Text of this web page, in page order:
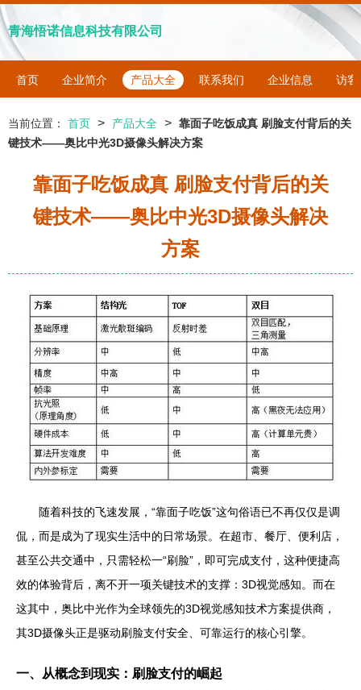
青海悟诺信息科技有限公司
首页 企业简介 产品大全 联系我们 企业信息 访客
当前位置： 首页 > 产品大全 > 靠面子吃饭成真 刷脸支付背后的关
键技术——奥比中光3D摄像头解决方案
靠面子吃饭成真 刷脸支付背后的关
键技术——奥比中光3D摄像头解决
方案
随着科技的飞速发展，“靠面子吃饭”这句俗语已不再仅仅是调
侃，而是成为了现实生活中的日常场景。在超市、餐厅、便利店，
甚至公共交通中，只需轻松一“刷脸”，即可完成支付，这种便捷高
效的体验背后，离不开一项关键技术的支撑：3D视觉感知。而在
这其中，奥比中光作为全球领先的3D视觉感知技术方案提供商，
其3D摄像头正是驱动刷脸支付安全、可靠运行的核心引擎。
一、从概念到现实：刷脸支付的崛起